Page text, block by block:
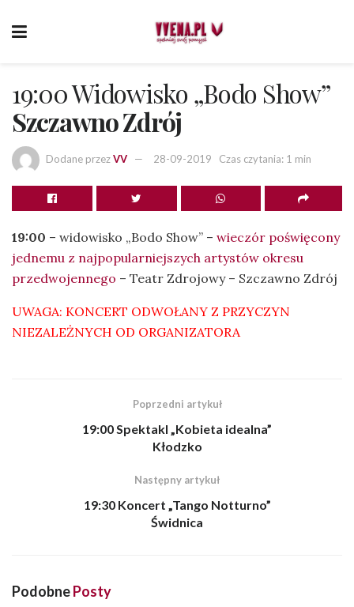
19:00 Widowisko „Bodo Show”
Szczawno Zdrój
Dodane przezVV 28-09-2019 Czas czytania: 1 min
19:00 – widowisko „Bodo Show” – wieczór poświęcony
jednemu z najpopularniejszych artystów okresu
przedwojennego – Teatr Zdrojowy – Szczawno Zdrój
UWAGA: KONCERT ODWOŁANY Z PRZYCZYN
NIEZALEŻNYCH OD ORGANIZATORA
Poprzedni artykuł
19:00 Spektakl „Kobieta idealna”
Kłodzko
Następny artykuł
19:30 Koncert „Tango Notturno”
Świdnica
PodobnePosty